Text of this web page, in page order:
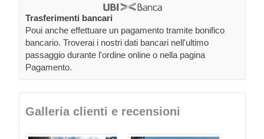
Trasferimenti bancari
Poui anche effettuare un pagamento tramite bonifico
bancario. Troverai i nostri dati bancari nell'ultimo
passaggio durante l'ordine online o nella pagina
Pagamento.
Galleria clienti e recensioni